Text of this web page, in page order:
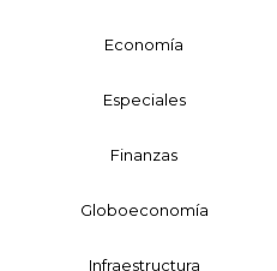
Economía
Especiales
Finanzas
Globoeconomía
Infraestructura